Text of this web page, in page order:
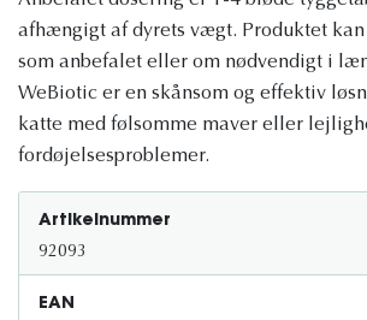
afhængigt af dyrets vægt. Produktet kan
som anbefalet eller om nødvendigt i
WeBiotic er en skånsom og effektiv
katte med følsomme maver eller
fordøjelsesproblemer.
Artikelnummer
92093
EAN